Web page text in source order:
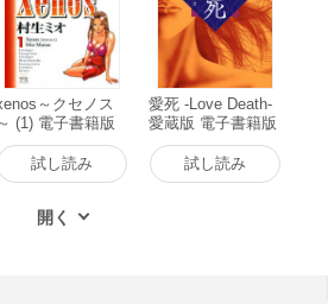
～クセノス
(1) 電子書籍版
試し読み
愛死 -Love Death-
愛蔵版 電子書籍版
試し読み